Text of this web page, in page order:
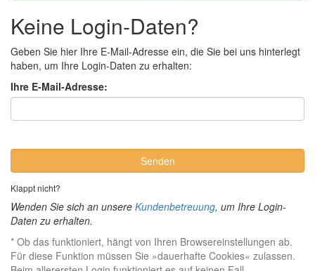
Keine Login-Daten?
Geben Sie hier Ihre E-Mail-Adresse ein, die Sie bei uns hinterlegt
haben, um Ihre Login-Daten zu erhalten:
Ihre E-Mail-Adresse:
Senden
Klappt nicht?
Wenden Sie sich an unsere Kundenbetreuung, um Ihre Login-
Daten zu erhalten.
* Ob das funktioniert, hängt von Ihren Browsereinstellungen ab.
Für diese Funktion müssen Sie »dauerhafte Cookies« zulassen.